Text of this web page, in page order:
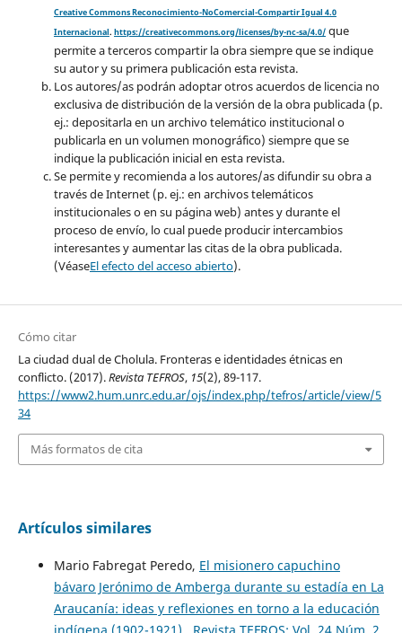
Creative Commons Reconocimiento-NoComercial-Compartir Igual 4.0
Internacional. https://creativecommons.org/licenses/by-nc-sa/4.0/que
permite a terceros compartir la obra siempre que se indique
su autor y su primera publicación esta revista.
Los autores/as podrán adoptar otros acuerdos de licencia no
exclusiva de distribución de la versión de la obra publicada (p.
ej.: depositarla en un archivo telemático institucional o
publicarla en un volumen monográfico) siempre que se
indique la publicación inicial en esta revista.
Se permite y recomienda a los autores/as difundir su obra a
través de Internet (p. ej.: en archivos telemáticos
institucionales o en su página web) antes y durante el
proceso de envío, lo cual puede producir intercambios
interesantes y aumentar las citas de la obra publicada.
(VéaseEl efecto del acceso abierto).
Cómo citar
La ciudad dual de Cholula. Fronteras e identidades étnicas en
conflicto. (2017).Revista TEFROS, 15(2), 89-117.
https://www2.hum.unrc.edu.ar/ojs/index.php/tefros/article/view/5
34
Más formatos de cita
Artículos similares
Mario Fabregat Peredo, El misionero capuchino
bávaro Jerónimo de Amberga durante su estadía en La
Araucanía: ideas y reflexiones en torno a la educación
indígena (1902-1921)
Revista TEFROS: Vol. 24 Núm. 2